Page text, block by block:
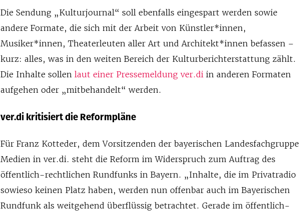
Die Sendung „Kulturjournal“ soll ebenfalls eingespart werden sowie
andere Formate, die sich mit der Arbeit von Künstler*innen,
Musiker*innen, Theaterleuten aller Art und Architekt*innen befassen –
kurz: alles, was in den weiten Bereich der Kulturberichterstattung zählt.
Die Inhalte sollenlaut einer Pressemeldung ver.di in anderen Formaten
aufgehen oder „mitbehandelt“ werden.
ver.di kritisiert die Reformpläne
Für Franz Kotteder, dem Vorsitzenden der bayerischen Landesfachgruppe
Medien in ver.di. steht die Reform im Widerspruch zum Auftrag des
öffentlich-rechtlichen Rundfunks in Bayern. „Inhalte, die im Privatradio
sowieso keinen Platz haben, werden nun offenbar auch im Bayerischen
Rundfunk als weitgehend überflüssig betrachtet. Gerade im öffentlich-